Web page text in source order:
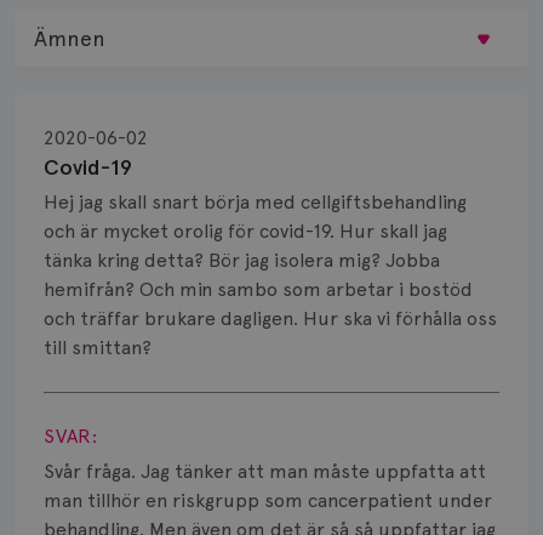
Covid-19
2020-06-02
Hej jag skall snart börja med cellgiftsbehandling
och är mycket orolig för covid-19. Hur skall jag
tänka kring detta? Bör jag isolera mig? Jobba
hemifrån? Och min sambo som arbetar i bostöd
och träffar brukare dagligen. Hur ska vi förhålla oss
till smittan?
Visa svar
SVAR:
Svår fråga. Jag tänker att man måste uppfatta att
man tillhör en riskgrupp som cancerpatient under
behandling. Men även om det är så så uppfattar jag
Ämnen
Biopsi
Biverkningar
Bröstvårta
Knöl
Smärta
Prognos